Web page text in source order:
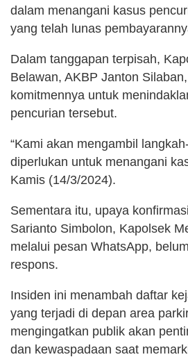
dalam menangani kasus
yang telah lunas
Dalam tanggapan terpisah,
Belawan, AKBP Janton
komitmennya untuk
pencurian tersebut.
“Kami akan mengambil
diperlukan untuk menangani
Kamis (14/3/2024).
Sementara itu, upaya
Sarianto Simbolon, Kapolsek
melalui pesan WhatsApp,
respons.
Insiden ini menambah daftar
yang terjadi di depan area
mengingatkan publik akan
dan kewaspadaan saat